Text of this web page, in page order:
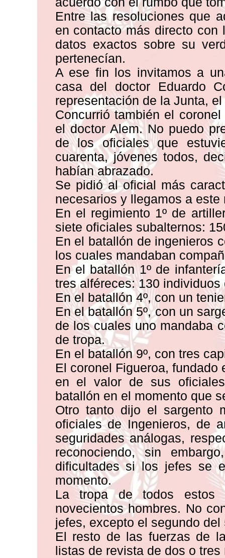
Entre las resoluciones que
en contacto más directo con
datos exactos sobre su
pertenecían.
A ese fin los invitamos a
casa del doctor Eduardo
representación de la Junta,
Concurrió también el
el doctor Alem. No puedo
de los oficiales que
cuarenta, jóvenes todos,
habían abrazado.
Se pidió al oficial más
necesarios y llegamos a este
En el regimiento 1º de
siete oficiales subalternos:
En el batallón de ingenieros
los cuales mandaban
En el batallón 1º de
tres alféreces: 130 individuos
En el batallón 4º, con un
En el batallón 5º, con un
de los cuales uno mandaba
de tropa.
En el batallón 9º, con tres
El coronel Figueroa, fundado
en el valor de sus
batallón en el momento que
Otro tanto dijo el sargento
oficiales de Ingenieros, de
seguridades análogas,
reconociendo, sin
dificultades si los jefes se
momento.
La tropa de todos estos
novecientos hombres. No
jefes, excepto el segundo del
El resto de las fuerzas de
listas de revista de dos o